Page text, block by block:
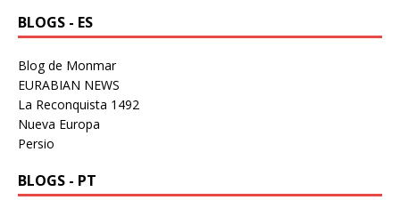
BLOGS - ES
Blog de Monmar
EURABIAN NEWS
La Reconquista 1492
Nueva Europa
Persio
BLOGS - PT